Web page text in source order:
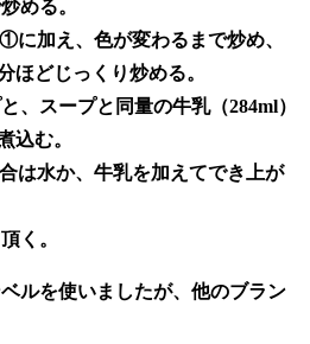
める。
加え、色が変わるまで炒め、
ほどじっくり炒める。
スープと同量の牛乳（284ml）
込む。
は水か、牛乳を加えてでき上が
く。
ルを使いましたが、他のブラン